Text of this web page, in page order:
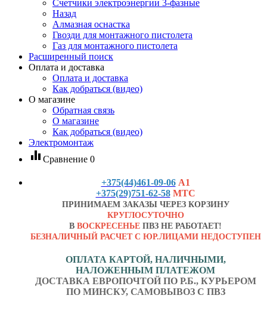
Счетчики электроэнергии 3-фазные
Назад
Алмазная оснастка
Гвозди для монтажного пистолета
Газ для монтажного пистолета
Расширенный поиск
Оплата и доставка
Оплата и доставка
Как добраться (видео)
О магазине
Обратная связь
О магазине
Как добраться (видео)
Электромонтаж
equalizer Сравнение 0
+375(44)461-09-06 А1
+375(29)751-62-58 МТС
ПРИНИМАЕМ ЗАКАЗЫ ЧЕРЕЗ КОРЗИНУ
КРУГЛОСУТОЧНО
В ВОСКРЕСЕНЬЕ ПВЗ НЕ РАБОТАЕТ!
БЕЗНАЛИЧНЫЙ РАСЧЕТ С ЮР.ЛИЦАМИ НЕДОСТУПЕН
ОПЛАТА КАРТОЙ, НАЛИЧНЫМИ,
НАЛОЖЕННЫМ ПЛАТЕЖОМ
ДОСТАВКА ЕВРОПОЧТОЙ ПО Р.Б., КУРЬЕРОМ
ПО МИНСКУ, САМОВЫВОЗ С ПВЗ